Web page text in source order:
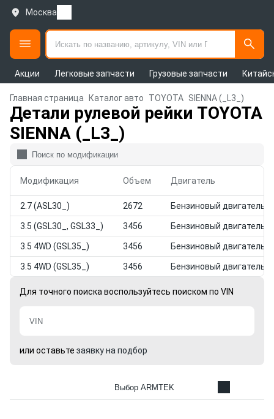
Москва
Акции Легковые запчасти Грузовые запчасти
Главная страница Каталог авто TOYOTA SIENNA (_L3_)
Детали рулевой рейки TOYOTA
SIENNA (_L3_)
Модификация Объем Двигатель
2.7 (ASL30_) 2672 Бензиновый двигатель
3.5 (GSL30_, GSL33_) 3456 Бензиновый двигатель
3.5 4WD (GSL35_) 3456 Бензиновый двигатель
3.5 4WD (GSL35_) 3456 Бензиновый двигатель
Для точного поиска воспользуйтесь поиском по VIN
или оставьте заявку на подбор
Выбор ARMTEK